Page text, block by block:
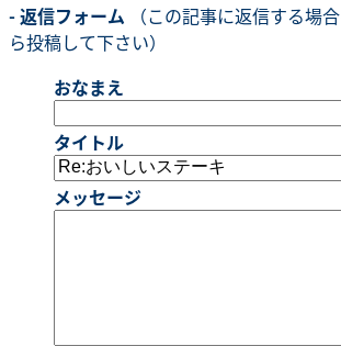
- 返信フォーム （この記事に返信する場
ら投稿して下さい）
おなまえ
タイトル
メッセージ